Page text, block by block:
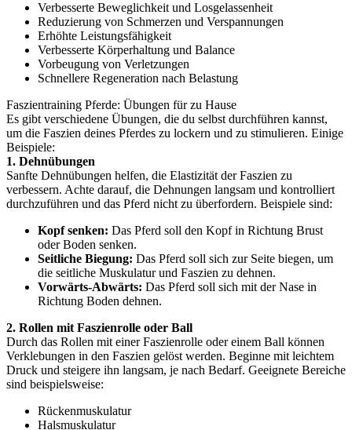
Verbesserte Beweglichkeit und Losgelassenheit
Reduzierung von Schmerzen und Verspannungen
Erhöhte Leistungsfähigkeit
Verbesserte Körperhaltung und Balance
Vorbeugung von Verletzungen
Schnellere Regeneration nach Belastung
Faszientraining Pferde: Übungen für zu Hause
Es gibt verschiedene Übungen, die du selbst durchführen kannst,
um die Faszien deines Pferdes zu lockern und zu stimulieren. Einige
Beispiele:
1. Dehnübungen
Sanfte Dehnübungen helfen, die Elastizität der Faszien zu
verbessern. Achte darauf, die Dehnungen langsam und kontrolliert
durchzuführen und das Pferd nicht zu überfordern. Beispiele sind:
Kopf senken: Das Pferd soll den Kopf in Richtung Brust
oder Boden senken.
Seitliche Biegung: Das Pferd soll sich zur Seite biegen, um
die seitliche Muskulatur und Faszien zu dehnen.
Vorwärts-Abwärts: Das Pferd soll sich mit der Nase in
Richtung Boden dehnen.
2. Rollen mit Faszienrolle oder Ball
Durch das Rollen mit einer Faszienrolle oder einem Ball können
Verklebungen in den Faszien gelöst werden. Beginne mit leichtem
Druck und steigere ihn langsam, je nach Bedarf. Geeignete Bereiche
sind beispielsweise:
Rückenmuskulatur
Halsmuskulatur